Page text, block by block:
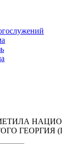
ГЕОРГИЯ